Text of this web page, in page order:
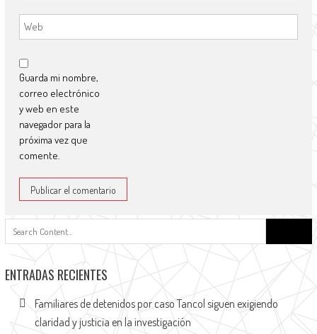
Guarda mi nombre,
correo electrónico
y web en este
navegador para la
próxima vez que
comente.
ENTRADAS RECIENTES
Familiares de detenidos por caso Tancol siguen exigiendo
claridad y justicia en la investigación